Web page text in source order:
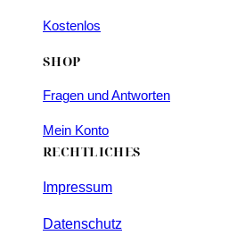
Kostenlos
SHOP
Fragen und Antworten
Mein Konto
RECHTLICHES
Impressum
Datenschutz